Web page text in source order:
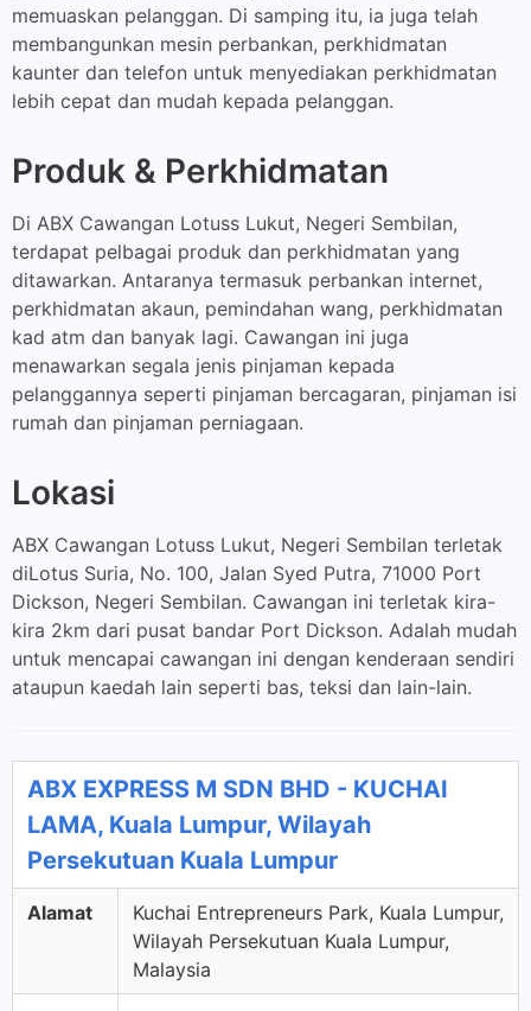
memuaskan pelanggan. Di samping itu, ia juga telah
membangunkan mesin perbankan, perkhidmatan
kaunter dan telefon untuk menyediakan perkhidmatan
lebih cepat dan mudah kepada pelanggan.
Produk & Perkhidmatan
Di ABX Cawangan Lotuss Lukut, Negeri Sembilan,
terdapat pelbagai produk dan perkhidmatan yang
ditawarkan. Antaranya termasuk perbankan internet,
perkhidmatan akaun, pemindahan wang, perkhidmatan
kad atm dan banyak lagi. Cawangan ini juga
menawarkan segala jenis pinjaman kepada
pelanggannya seperti pinjaman bercagaran, pinjaman isi
rumah dan pinjaman perniagaan.
Lokasi
ABX Cawangan Lotuss Lukut, Negeri Sembilan terletak
diLotus Suria, No. 100, Jalan Syed Putra, 71000 Port
Dickson, Negeri Sembilan. Cawangan ini terletak kira-
kira 2km dari pusat bandar Port Dickson. Adalah mudah
untuk mencapai cawangan ini dengan kenderaan sendiri
ataupun kaedah lain seperti bas, teksi dan lain-lain.
ABX EXPRESS M SDN BHD - KUCHAI
LAMA, Kuala Lumpur, Wilayah
Persekutuan Kuala Lumpur
Alamat
Kuchai Entrepreneurs Park, Kuala Lumpur,
Wilayah Persekutuan Kuala Lumpur,
Malaysia